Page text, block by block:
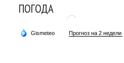
ПОГОДА